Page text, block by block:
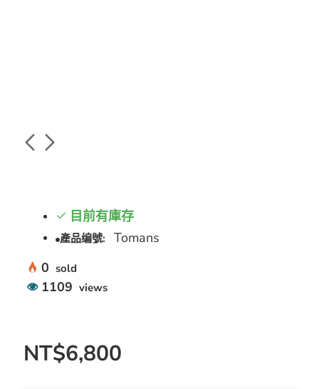
目前有庫存
產品编號:
Tomans
0 sold
1109 views
NT$6,800